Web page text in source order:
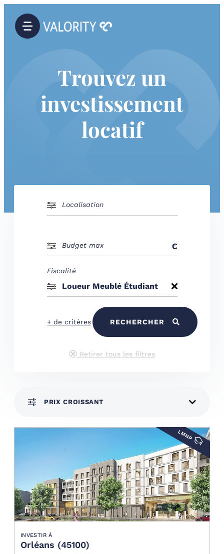
Trouvez un
investissement
locatif
Localisation
Budget max
Fiscalité
Retirer tous les filtres
+ de critères RECHERCHER
PRIX CROISSANT
LMNP
INVESTIR À
Orléans (45100)